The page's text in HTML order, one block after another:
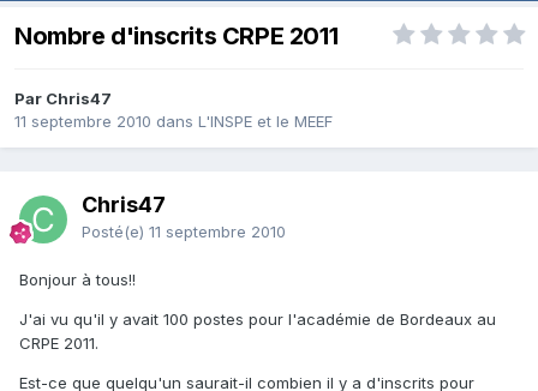
Nombre d'inscrits CRPE 2011
Par Chris47
11 septembre 2010 dans L'INSPE et le MEEF
Chris47
Posté(e) 11 septembre 2010
Bonjour à tous!!
J'ai vu qu'il y avait 100 postes pour l'académie de Bordeaux au
CRPE 2011.
Est-ce que quelqu'un saurait-il combien il y a d'inscrits pour